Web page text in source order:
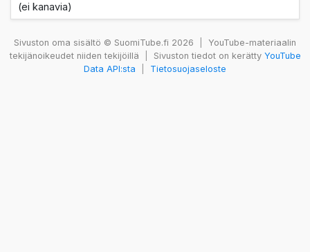
(ei kanavia)
Sivuston oma sisältö © SuomiTube.fi 2026
YouTube-materiaalin
tekijänoikeudet niiden tekijöillä
Sivuston tiedot on kerätty YouTube
Data API:sta
Tietosuojaseloste